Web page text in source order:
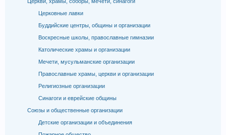
Церковные лавки
Буддийские центры, общины и организации
Воскресные школы, православные гимназии
Католические храмы и организации
Мечети, мусульманские организации
Православные храмы, церкви и организации
Религиозные организации
Синагоги и еврейские общины
Союзы и общественные организации
Детские организации и объединения